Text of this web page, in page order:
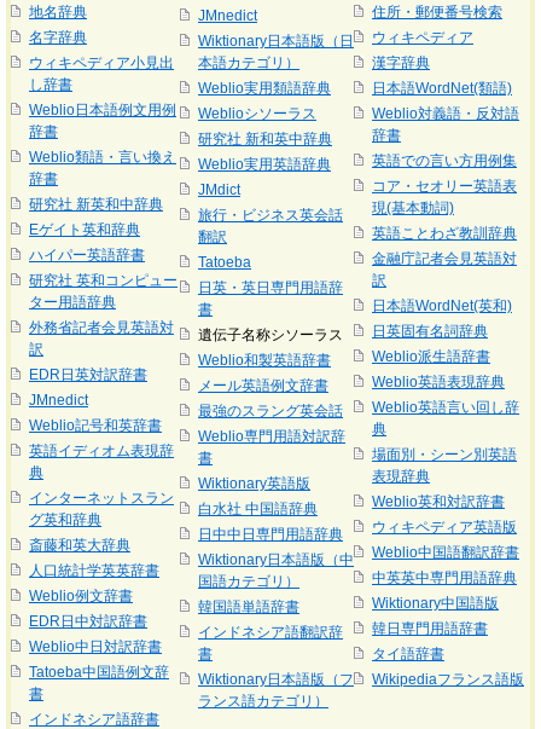
地名辞典
名字辞典
ウィキペディア小見出
し辞書
Weblio日本語例文用例
辞書
Weblio類語・言い換え
辞書
研究社 新英和中辞典
Eゲイト英和辞典
ハイパー英語辞書
研究社 英和コンピュー
ター用語辞典
外務省記者会見英語対
訳
EDR日英対訳辞書
JMnedict
Weblio記号和英辞書
英語イディオム表現辞
典
インターネットスラン
グ英和辞典
斎藤和英大辞典
人口統計学英英辞書
Weblio例文辞書
EDR日中対訳辞書
Weblio中日対訳辞書
Tatoeba中国語例文辞
書
インドネシア語辞書
JMnedict
Wiktionary日本語版（日
本語カテゴリ）
Weblio実用類語辞典
Weblioシソーラス
研究社 新和英中辞典
Weblio実用英語辞典
JMdict
旅行・ビジネス英会話
翻訳
Tatoeba
日英・英日専門用語辞
書
遺伝子名称シソーラス
Weblio和製英語辞書
メール英語例文辞書
最強のスラング英会話
Weblio専門用語対訳辞
書
Wiktionary英語版
白水社 中国語辞典
日中中日専門用語辞典
Wiktionary日本語版（中
国語カテゴリ）
韓国語単語辞書
インドネシア語翻訳辞
書
Wiktionary日本語版（フ
ランス語カテゴリ）
住所・郵便番号検索
ウィキペディア
漢字辞典
日本語WordNet(類語)
Weblio対義語・反対語
辞書
英語での言い方用例集
コア・セオリー英語表
現(基本動詞)
英語ことわざ教訓辞典
金融庁記者会見英語対
訳
日本語WordNet(英和)
日英固有名詞辞典
Weblio派生語辞書
Weblio英語表現辞典
Weblio英語言い回し辞
典
場面別・シーン別英語
表現辞典
Weblio英和対訳辞書
ウィキペディア英語版
Weblio中国語翻訳辞書
中英英中専門用語辞典
Wiktionary中国語版
韓日専門用語辞書
タイ語辞書
Wikipediaフランス語版